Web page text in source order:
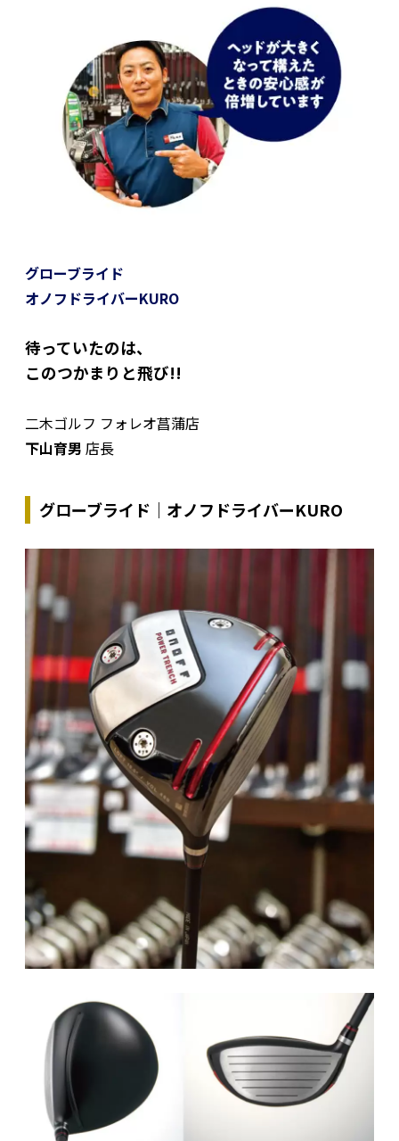
グローブライド
オノフドライバーKURO
待っていたのは、
このつかまりと飛び!!
二木ゴルフ フォレオ菖蒲店
下山育男 店長
グローブライド｜オノフドライバーKURO